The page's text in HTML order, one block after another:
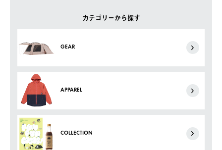
カテゴリーから探す
GEAR
APPAREL
COLLECTION